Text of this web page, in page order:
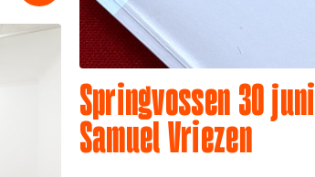
Springvossen 30 juni |
Samuel Vriezen